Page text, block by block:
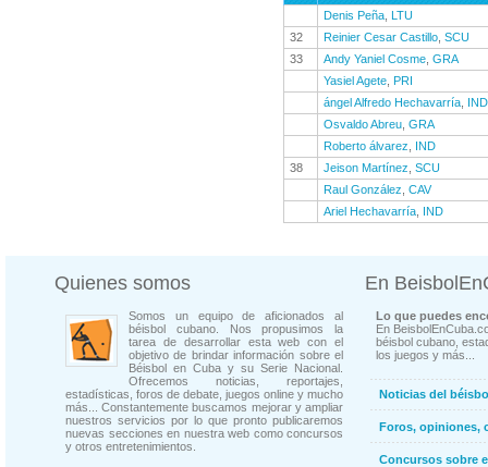
Denis Peña LTU
32
Reinier Cesar Castillo SCU
33
Andy Yaniel Cosme GRA
Yasiel Agete PRI
ángel Alfredo Hechavarría IND
Osvaldo Abreu GRA
Roberto álvarez
IND
38
Jeison Martínez SCU
Raul González CAV
Ariel Hechavarría IND
Quienes somos
Somos un equipo de aficionados al
béisbol cubano. Nos propusimos la
tarea de desarrollar esta web con el
objetivo de brindar información sobre el
Béisbol en Cuba y su Serie Nacional.
Ofrecemos noticias, reportajes,
estadísticas, foros de debate, juegos online y mucho
más... Constantemente buscamos mejorar y ampliar
nuestros servicios por lo que pronto publicaremos
nuevas secciones en nuestra web como concursos
y otros entretenimientos.
En
Lo que puedes
En
béisbol cubano,
los juegos y más...
Noticias del
Foros, opiniones,
Concursos sobre